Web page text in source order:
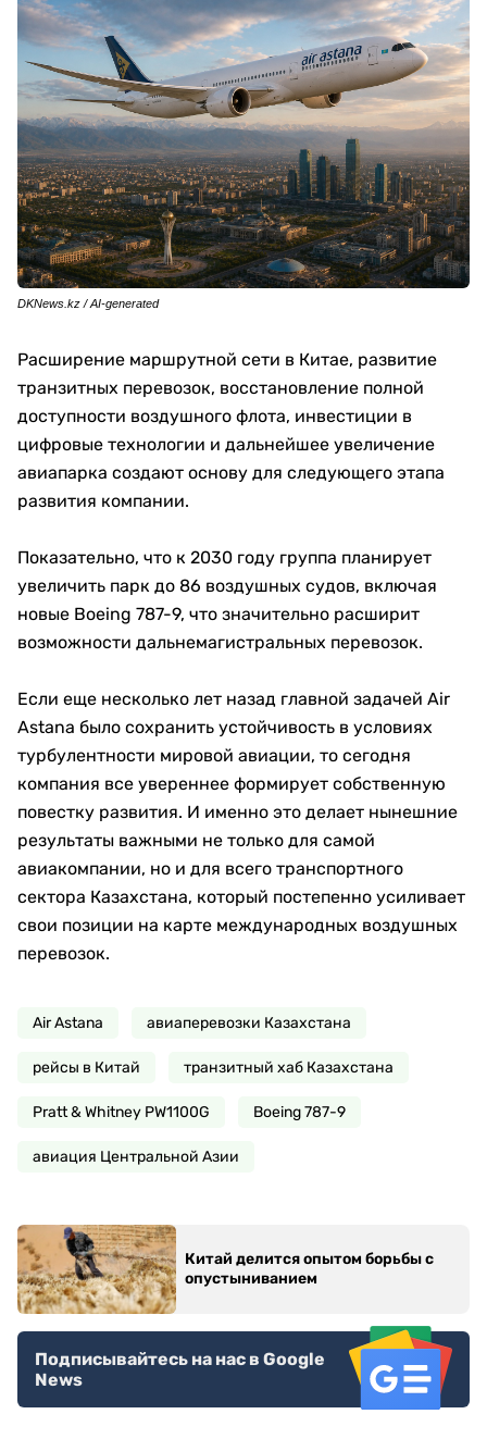
DKNews.kz / AI-generated
Расширение маршрутной сети в Китае, развитие
транзитных перевозок, восстановление полной
доступности воздушного флота, инвестиции в
цифровые технологии и дальнейшее увеличение
авиапарка создают основу для следующего этапа
развития компании.
Показательно, что к 2030 году группа планирует
увеличить парк до 86 воздушных судов, включая
новые Boeing 787-9, что значительно расширит
возможности дальнемагистральных перевозок.
Если еще несколько лет назад главной задачей Air
Astana было сохранить устойчивость в условиях
турбулентности мировой авиации, то сегодня
компания все увереннее формирует собственную
повестку развития. И именно это делает нынешние
результаты важными не только для самой
авиакомпании, но и для всего транспортного
сектора Казахстана, который постепенно усиливает
свои позиции на карте международных воздушных
перевозок.
Air Astana авиаперевозки Казахстана
рейсы в Китай транзитный хаб Казахстана
Pratt & Whitney PW1100G Boeing 787-9
авиация Центральной Азии
Китай делится опытом борьбы с
опустыниванием
Подписывайтесь на нас в Google
News